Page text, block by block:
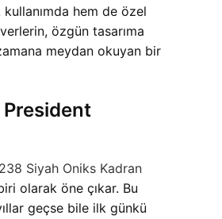
hem de özel
özgün tasarıma
meydan okuyan bir
Siyah Oniks Kadran
olarak öne çıkar. Bu
geçse bile ilk günkü